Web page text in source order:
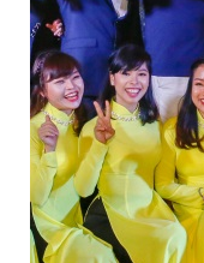
HỆ THỐNG
HỆ THỐNG
PHÒNG BƠM